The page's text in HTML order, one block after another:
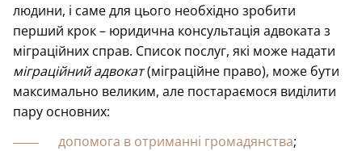
людини, і саме для цього необхідно зробити
перший крок – юридична консультація адвоката з
міграційних справ. Список послуг, які може надати
міграційний адвокат(міграційне право), може бути
максимально великим, але постараємося виділити
пару основних:
допомога в отриманні громадянства;